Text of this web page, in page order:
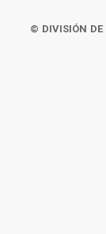
© DIVISIÓN DE